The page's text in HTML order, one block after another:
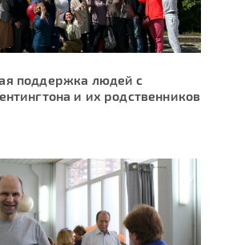
поддержка людей с
и их родственников